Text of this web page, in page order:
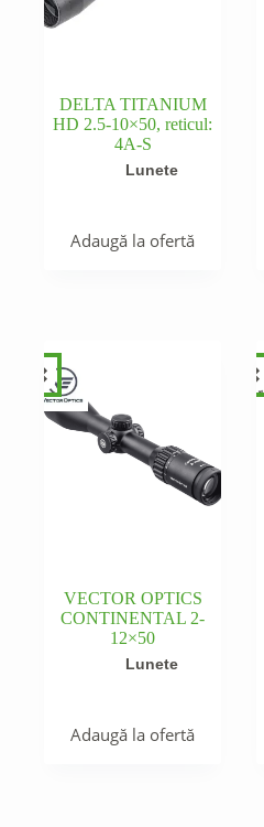
DELTA TITANIUM
HD 2.5-10×50, reticul:
4A-S
Lunete
Adaugă la ofertă
VECTOR OPTICS
CONTINENTAL 2-
12×50
Lunete
Adaugă la ofertă